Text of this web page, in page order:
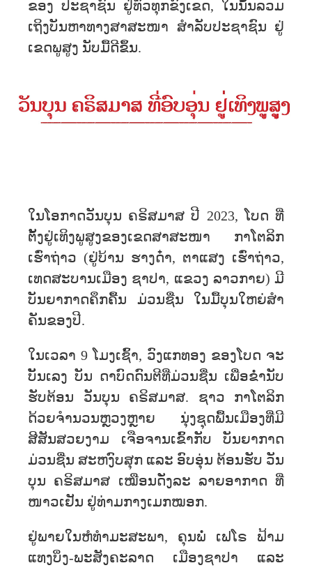
ຂອງ ປະຊາຊົນ ຢູ່ທົ່ວທຸກຂົງເຂດ, ໃນນັ້ນລວມ
ເຖິງບັນຫາທາງສາສະໜາ ສຳລັບປະຊາຊົນ ຢູ່
ເຂດພູສູງ ນັບມື້ດີຂຶ້ນ.
ໃນ​ໂອກາດວັນບຸນ ​ຄຣິສມາສ​ ປີ 2023, ໂບດ​ ທີ່​
ຕັ້ງ​ຢູ່​ເທິງ​ພູ​ສູງ​ຂອງ​ເຂດສາສະໜາ ກາໂຕລິກ
ເຮົ່າຖ່າວ (ຢູ່ບ້ານ ຮາງດ໋າ, ຕາແສງ ເຮົ່າຖ່າວ,
ເທດສະບານເມືອງ ​ຊາ​ປາ, ​ແຂວງ ລາວ​ກາຍ) ​ມີ
ບັນຍາກາດຄຶກຄື້ນ ມ່ວນຊື່ນ ໃນມື້ບຸນໃຫຍ່ສໍາ
ຄັນຂອງປີ.
ໃນເວລາ 9 ໂມງເຊົ້າ, ວົງແກທອງ ຂອງໂບດ ຈະ
ບັັນເລງ ບັນ ດາບົດດົນຕີທີ່ມ່ວນຊື່ນ ເພື່ອຂໍ່ານັບ
ຮັບຕ້ອນ ວັນບຸນ ຄຣິສມາສ. ຊາວ ກາໂຕລິກ
ດ້ວຍ​ຈຳນວນ​ຫຼວງ​ຫຼາຍ ​ນຸ່ງ​ຊຸດ​ພື້ນ​ເມືອງ​ທີ່​ມີ​
ສີສັນ​ສວຍງາມ ເຈືອຈານ​ເຂົ້າກັບ ບັນຍາກາດ
ມ່ວນຊື່ນ ສະຫງົບສຸກ ແລະ ອົບອຸ່ນ ຕ້ອນຮັບ ວັນ
ບຸນ ຄຣິສມາສ ​ເໝືອນດັ່ງລະ ລາຍອາກາດ ທີ່
ໜາວເຢັນ ​​ຢູ່​ທ່າມກາງ​ເມກໝອກ.
ຢູ່ພາຍໃນຫໍທຳມະສະພາ, ຄຸນພໍ່ ເຟໂຣ ຟ້າມ
ແທງບິ່ງ-ພະສັງຄະລາດ ເມືອງຊາປາ ແລະ